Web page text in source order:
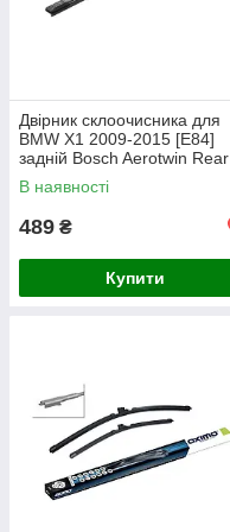
Двірник склоочисника для
BMW X1 2009-2015 [E84]
задній Bosch Aerotwin Rear
щітка 280 мм
В наявності
489 ₴
Купити